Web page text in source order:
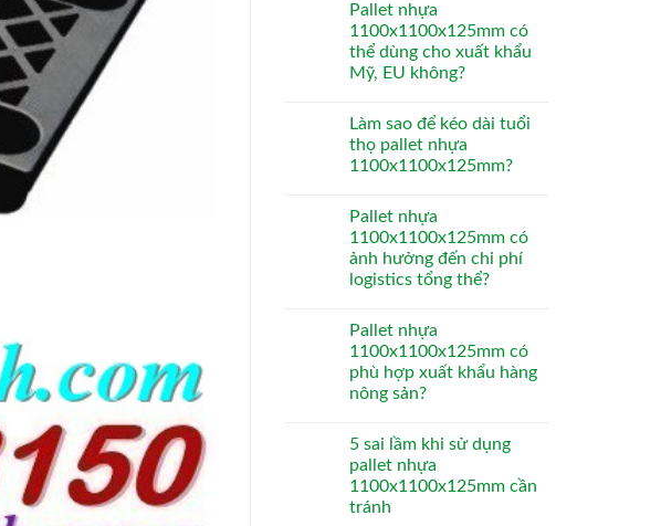
Pallet nhựa
1100x1100x125mm có
thể dùng cho xuất khẩu
Mỹ, EU không?
Làm sao để kéo dài tuổi
thọ pallet nhựa
1100x1100x125mm?
Pallet nhựa
1100x1100x125mm có
ảnh hưởng đến chi phí
logistics tổng thể?
Pallet nhựa
1100x1100x125mm có
phù hợp xuất khẩu hàng
nông sản?
5 sai lầm khi sử dụng
pallet nhựa
1100x1100x125mm cần
tránh